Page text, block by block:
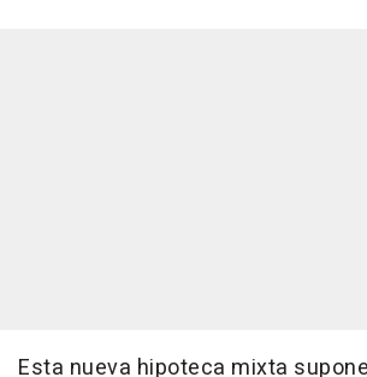
Esta nueva hipoteca mixta